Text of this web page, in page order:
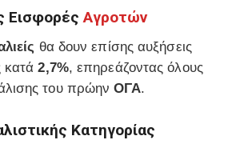
ΕισφορέςΑγροτών
θα δουν επίσης αυξήσεις
κατά2,7%, επηρεάζοντας όλους
του πρώηνΟΓΑ.
Κατηγορίας